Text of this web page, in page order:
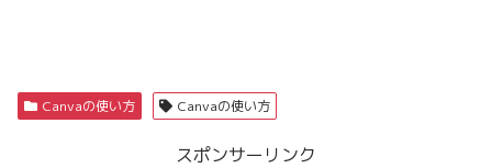
Canvaの使い方 Canvaの使い方
スポンサーリンク